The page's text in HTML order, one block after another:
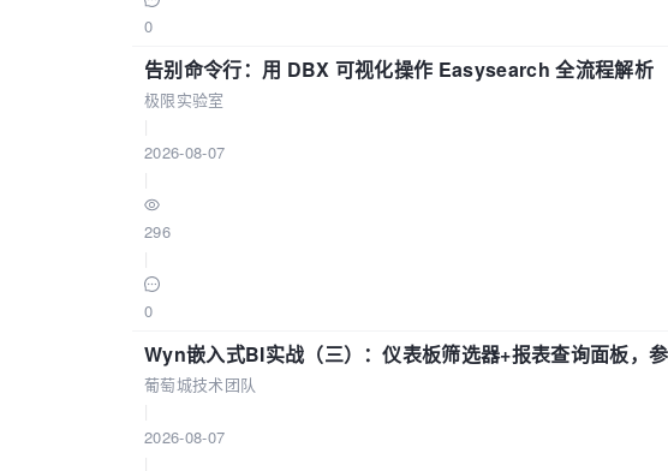
0
告别命令行：用 DBX 可视化操作 Easysearch 全流程解析
极限实验室
2026-08-07
296
0
Wyn嵌入式BI实战（三）：仪表板筛选器+报表查询面板，
葡萄城技术团队
2026-08-07